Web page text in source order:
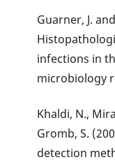
Guarner, J.
infections in
microbiology
Khaldi, N.,
Gromb, S.
detection